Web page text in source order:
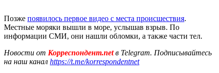
Позже появилось первое видео с места происшествия.
Местные моряки вышли в море, услышав взрыв. По
информации СМИ, они нашли обломки, а также части тел.
Новости от Корреспондент.netв Telegram. Подписывайтесь
на наш канал https://t.me/korrespondentnet